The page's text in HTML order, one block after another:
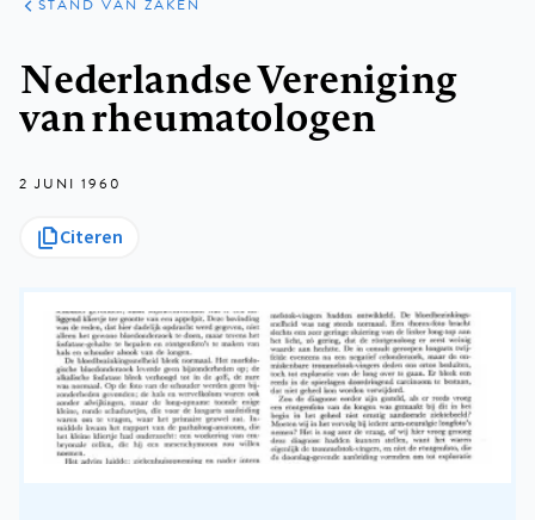
STAND VAN ZAKEN
Nederlandse Vereniging
van rheumatologen
2 JUNI 1960
Citeren